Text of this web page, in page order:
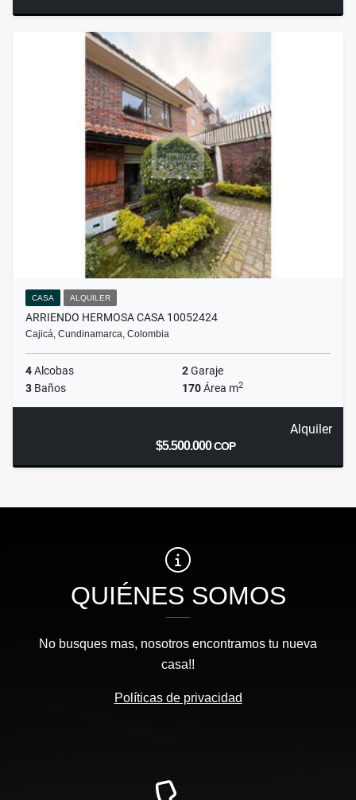
CASA ALQUILER
ARRIENDO HERMOSA CASA 10052424
Cajicá, Cundinamarca, Colombia
4Alcobas 2Garaje
3 Baños 170Área m2
Alquiler
$5.500.000COP
QUIÉNES SOMOS
No busques mas, nosotros encontramos tu nueva
casa!!
Políticas de privacidad